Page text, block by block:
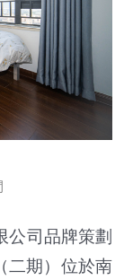
司品牌策劃
二期）位於南